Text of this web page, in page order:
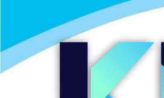
content